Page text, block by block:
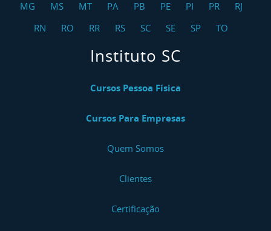
MG
MS MT PA PB PE PI PR
RJ
RN
RO RR RS SC SE SP TO
Instituto SC
Cursos Pessoa Física
Cursos Para Empresas
Quem Somos
Clientes
Certificação